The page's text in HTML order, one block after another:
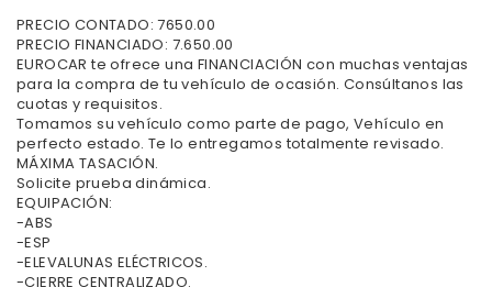
PRECIO CONTADO: 7650.00
PRECIO FINANCIADO: 7.650.00
EUROCAR te ofrece una FINANCIACIÓN con muchas ventajas
para la compra de tu vehículo de ocasión. Consúltanos las
cuotas y requisitos.
Tomamos su vehículo como parte de pago, Vehículo en
perfecto estado. Te lo entregamos totalmente revisado.
MÁXIMA TASACIÓN.
Solicite prueba dinámica.
EQUIPACIÓN:
-ABS
-ESP
-ELEVALUNAS ELÉCTRICOS.
-CIERRE CENTRALIZADO.